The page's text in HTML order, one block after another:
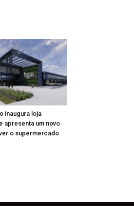
inaugura loja
apresenta um novo
o supermercado